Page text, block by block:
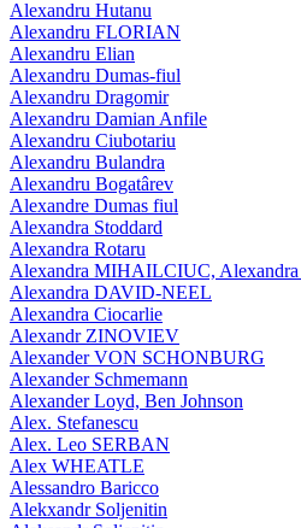
Alexandru Hutanu
Alexandru FLORIAN
Alexandru Elian
Alexandru Dumas-fiul
Alexandru Dragomir
Alexandru Damian Anfile
Alexandru Ciubotariu
Alexandru Bulandra
Alexandru Bogatârev
Alexandre Dumas fiul
Alexandra Stoddard
Alexandra Rotaru
Alexandra MIHAILCIUC,
Alexandra DAVID-NEEL
Alexandra Ciocarlie
Alexandr ZINOVIEV
Alexander VON SCHONBURG
Alexander Schmemann
Alexander Loyd, Ben Johnson
Alex. Stefanescu
Alex. Leo SERBAN
Alex WHEATLE
Alessandro Baricco
Alekxandr Soljenitin